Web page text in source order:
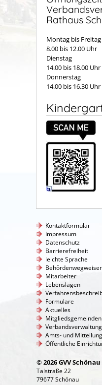
Rathaus
Montag bis Freitag
8.00 bis 12.00 Uhr
Dienstag
14.00 bis 18.00 Uhr
Donnerstag
14.00 bis 16.30 Uhr
Kontaktformular
Impressum
Datenschutz
Barrierefreiheit
leichte Sprache
Behördenwegweiser
Mitarbeiter
Lebenslagen
Formulare
Aktuelles
Mitgliedsgemeinden
Verbandsverwaltung
Amts- und
Öffentliche
© 2026 GVV
Talstraße 22
79677 Schönau